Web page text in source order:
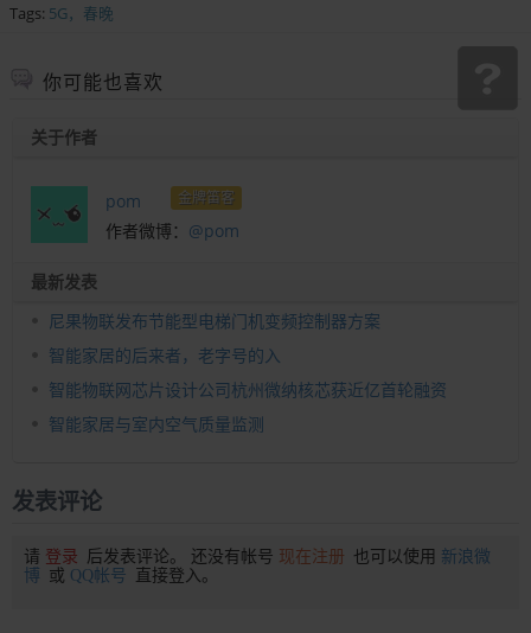
Tags: 5G，春晚
你可能也喜欢
关于作者
pom 金牌笛客
作者微博： @pom
最新发表
尼果物联发布节能型电梯门机变频控制器方案
智能家居的后来者，老字号的入
智能物联网芯片设计公司杭州微纳核芯获近亿首轮融资
智能家居与室内空气质量监测
发表评论
请 登录 后发表评论。 还没有帐号 现在注册 也可以使用 新浪微
博 或 QQ帐号 直接登入。